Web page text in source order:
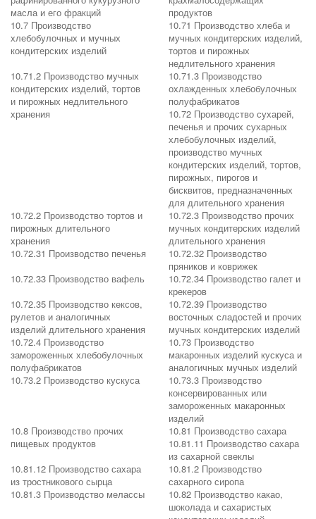
масла и его фракций
продуктов
10.7 Производство
хлебобулочных и мучных
кондитерских изделий
10.71 Производство хлеба и
мучных кондитерских изделий,
тортов и пирожных
недлительного хранения
10.71.2 Производство мучных
кондитерских изделий, тортов
и пирожных недлительного
хранения
10.71.3 Производство
охлажденных хлебобулочных
полуфабрикатов
10.72 Производство сухарей,
печенья и прочих сухарных
хлебобулочных изделий,
производство мучных
кондитерских изделий, тортов,
пирожных, пирогов и
бисквитов, предназначенных
для длительного хранения
10.72.2 Производство тортов и
пирожных длительного
хранения
10.72.3 Производство прочих
мучных кондитерских изделий
длительного хранения
10.72.31 Производство печенья
10.72.32 Производство
пряников и коврижек
10.72.33 Производство вафель
10.72.34 Производство галет и
крекеров
10.72.35 Производство кексов,
рулетов и аналогичных
изделий длительного хранения
10.72.39 Производство
восточных сладостей и прочих
мучных кондитерских изделий
10.72.4 Производство
замороженных хлебобулочных
полуфабрикатов
10.73 Производство
макаронных изделий кускуса и
аналогичных мучных изделий
10.73.2 Производство кускуса
10.73.3 Производство
консервированных или
замороженных макаронных
изделий
10.8 Производство прочих
пищевых продуктов
10.81 Производство сахара
10.81.11 Производство сахара
из сахарной свеклы
10.81.12 Производство сахара
из тростникового сырца
10.81.2 Производство
сахарного сиропа
10.81.3 Производство мелассы
10.82 Производство какао,
шоколада и сахаристых